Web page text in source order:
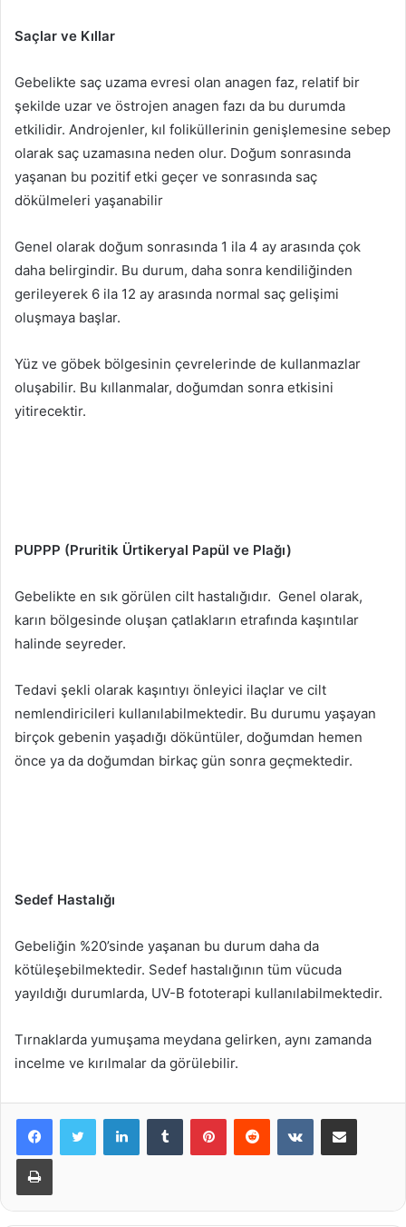
Saçlar ve Kıllar
Gebelikte saç uzama evresi olan anagen faz, relatif bir
şekilde uzar ve östrojen anagen fazı da bu durumda
etkilidir. Androjenler, kıl foliküllerinin genişlemesine sebep
olarak saç uzamasına neden olur. Doğum sonrasında
yaşanan bu pozitif etki geçer ve sonrasında saç
dökülmeleri yaşanabilir
Genel olarak doğum sonrasında 1 ila 4 ay arasında çok
daha belirgindir. Bu durum, daha sonra kendiliğinden
gerileyerek 6 ila 12 ay arasında normal saç gelişimi
oluşmaya başlar.
Yüz ve göbek bölgesinin çevrelerinde de kullanmazlar
oluşabilir. Bu kıllanmalar, doğumdan sonra etkisini
yitirecektir.
PUPPP (Pruritik Ürtikeryal Papül ve Plağı)
Gebelikte en sık görülen cilt hastalığıdır. Genel olarak,
karın bölgesinde oluşan çatlakların etrafında kaşıntılar
halinde seyreder.
Tedavi şekli olarak kaşıntıyı önleyici ilaçlar ve cilt
nemlendiricileri kullanılabilmektedir. Bu durumu yaşayan
birçok gebenin yaşadığı döküntüler, doğumdan hemen
önce ya da doğumdan birkaç gün sonra geçmektedir.
Sedef Hastalığı
Gebeliğin %20’sinde yaşanan bu durum daha da
kötüleşebilmektedir. Sedef hastalığının tüm vücuda
yayıldığı durumlarda, UV-B fototerapi kullanılabilmektedir.
Tırnaklarda yumuşama meydana gelirken, aynı zamanda
incelme ve kırılmalar da görülebilir.
LinkedInTumblr PinterestReddit VKontakteE-Posta ile paylaş
Yazdır